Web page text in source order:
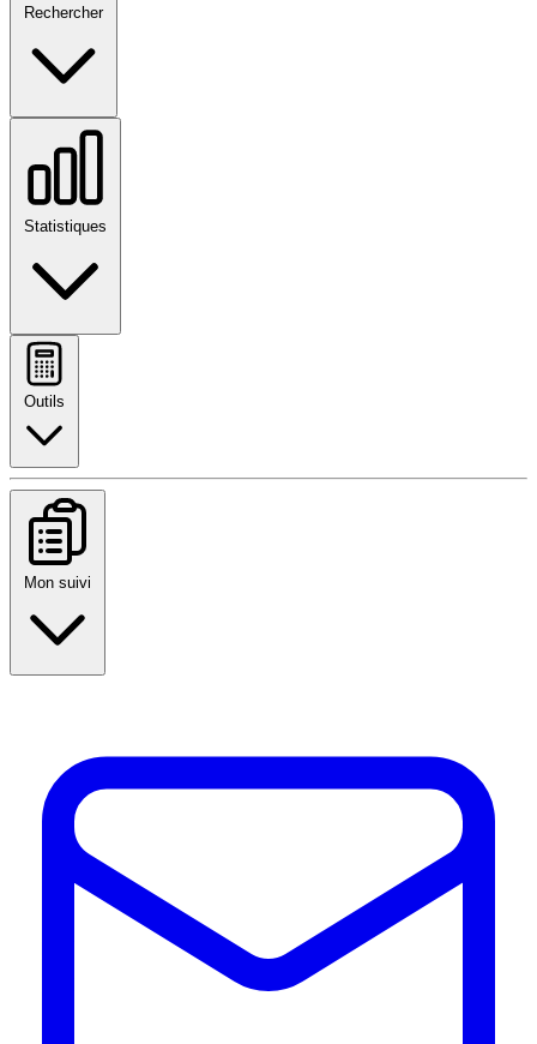
Rechercher
Statistiques
Outils
Mon suivi